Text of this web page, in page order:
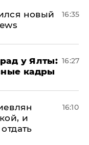
новый
16:35
у Ялты:
кадры
16:27
и
16:10